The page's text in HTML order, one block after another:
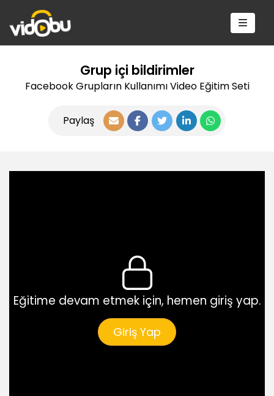
Grup içi bildirimler
Facebook Grupların Kullanımı Video Eğitim Seti
Paylaş
Eğitime devam etmek için, hemen giriş yap.
Giriş Yap